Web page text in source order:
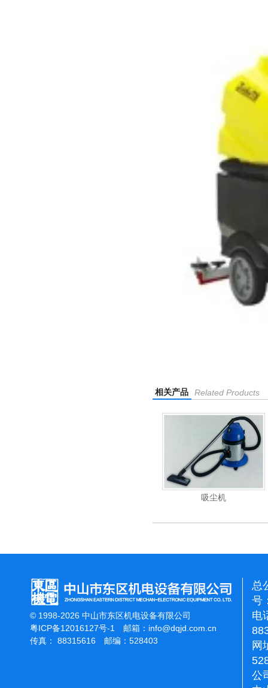
相关产品 Related Products
吸尘机
© 1998-2026 中山市东区机电设备有限公司
粤ICP备12016127号-1 邮箱： info@dqjd.com.cn
传真： 88315616 邮编：528403
总
号
电
网
公